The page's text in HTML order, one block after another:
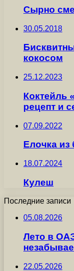
Сырно
30.05.2018
кокосом
25.12.2023
Коктейль
рецепт и
07.09.2022
Елочка из
18.07.2024
Кулеш
Последние записи
05.08.2026
Лето в
22.05.2026